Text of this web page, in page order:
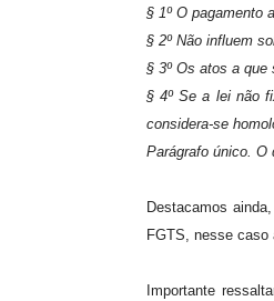
§ 1º O pagamento
§ 2º Não influem
§ 3º Os atos a que
§ 4º Se a lei não
considera-se
Parágrafo único. O
Destacamos
FGTS, nesse caso
Importante